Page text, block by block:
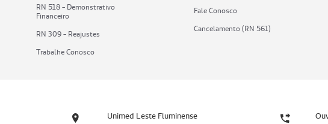
RN 518 - Demonstrativo
Financeiro
RN 309 - Reajustes
Trabalhe Conosco
Fale Conosco
Cancelamento (RN 561)
Unimed Leste Fluminense